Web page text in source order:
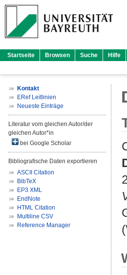
Startseite Browsen Suche Hilfe
Kontakt
ERef Leitlinien
Neueste Einträge
Literatur vom gleichen Autor/der
gleichen Autor*in
bei Google Scholar
Bibliografische Daten exportieren
ASCII Citation
BibTeX
EP3 XML
EndNote
HTML Citation
Multiline CSV
Reference Manager